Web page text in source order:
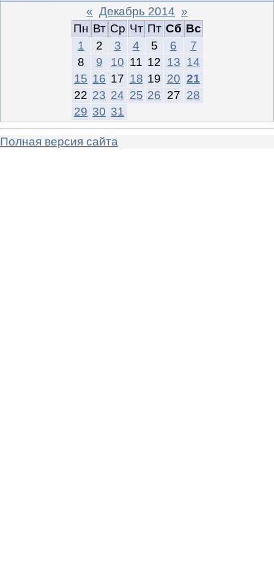
« Декабрь 2014 »
Пн Вт Ср Чт Пт Сб Вс
1
2 3 4 5 6
7
8
9 10 11 12 13 14
15 16 17 18 19 20 21
22 23 24 25 26 27 28
29 30 31
Полная версия сайта